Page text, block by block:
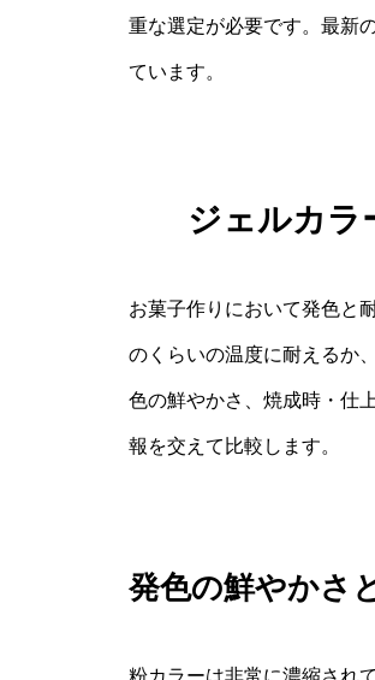
重な選定が必要です。最新
ています。
ジェルカラ
お菓子作りにおいて発色と
のくらいの温度に耐えるか
色の鮮やかさ、焼成時・仕
報を交えて比較します。
発色の鮮やかさ
粉カラーは非常に濃縮され